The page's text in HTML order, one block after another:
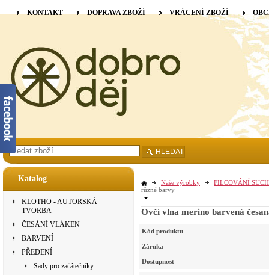
Katalog
KLOTHO - AUTORSKÁ
TVORBA
ČESÁNÍ VLÁKEN
BARVENÍ
PŘEDENÍ
Sady pro začátečníky
Naše výrobky
FILCOVÁNÍ
různé barvy
Ovčí vlna merino barvená
Kód produktu
Záruka
Dostupnost
KONTAKT DOPRAVA ZBOŽÍ VRÁCENÍ ZBOŽÍ
HLEDAT